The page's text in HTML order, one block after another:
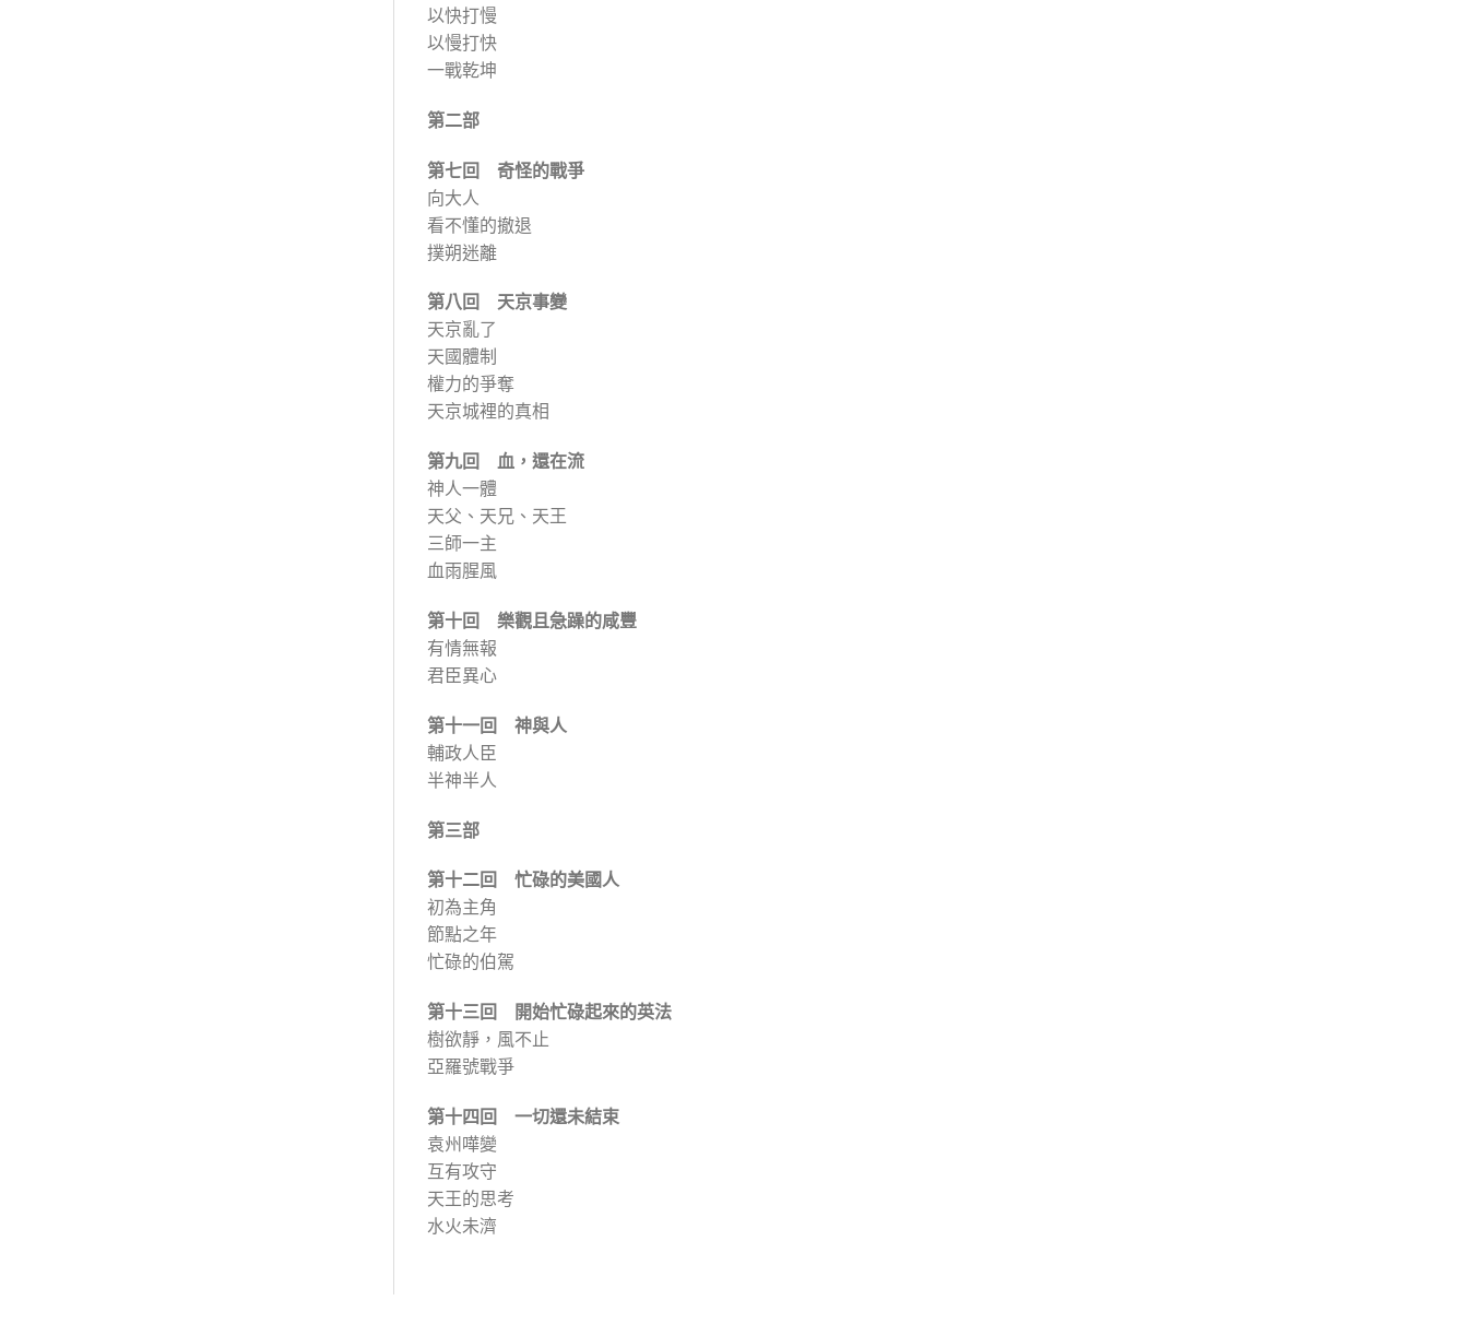
以快打慢
以慢打快
一戰乾坤
第二部
第七回 奇怪的戰爭
向大人
看不懂的撤退
撲朔迷離
第八回 天京事變
天京亂了
天國體制
權力的爭奪
天京城裡的真相
第九回 血，還在流
神人一體
天父、天兄、天王
三師一主
血雨腥風
第十回 樂觀且急躁的咸豐
有情無報
君臣異心
第十一回 神與人
輔政人臣
半神半人
第三部
第十二回 忙碌的美國人
初為主角
節點之年
忙碌的伯駕
第十三回 開始忙碌起來的英法
樹欲靜，風不止
亞羅號戰爭
第十四回 一切還未結束
袁州嘩變
互有攻守
天王的思考
水火未濟